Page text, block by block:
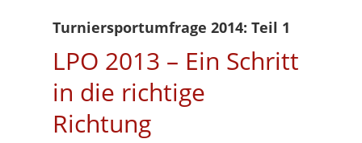
Turniersportumfrage 2014: Teil 1
LPO 2013 – Ein Schritt
in die richtige
Richtung